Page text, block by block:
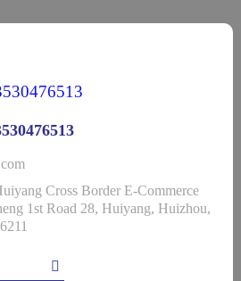
Cross Border E-Commerce
1st Road 28, Huiyang, Huizhou,